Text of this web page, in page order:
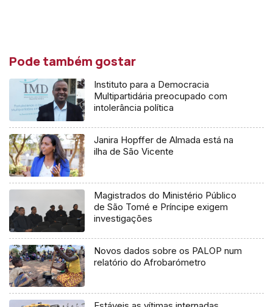
Pode também gostar
Instituto para a Democracia
Multipartidária preocupado com
intolerância política
Janira Hopffer de Almada está na
ilha de São Vicente
Magistrados do Ministério Público
de São Tomé e Príncipe exigem
investigações
Novos dados sobre os PALOP num
relatório do Afrobarómetro